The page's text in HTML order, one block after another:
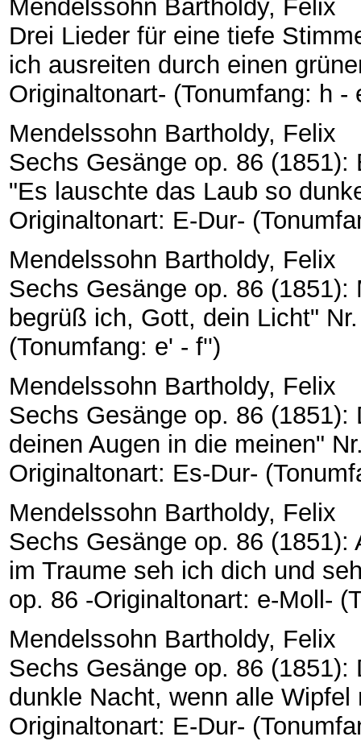
Mendelssohn Bartholdy, Felix
Drei Lieder für eine tiefe
ich ausreiten durch einen
Originaltonart- (Tonumfang: h -
Mendelssohn Bartholdy, Felix
Sechs Gesänge op. 86
"Es lauschte das Laub so
Originaltonart: E-Dur-
Mendelssohn Bartholdy, Felix
Sechs Gesänge op. 86
begrüß ich, Gott, dein Licht"
(Tonumfang: e' - f'')
Mendelssohn Bartholdy, Felix
Sechs Gesänge op. 86
deinen Augen in die meinen"
Originaltonart: Es-Dur-
Mendelssohn Bartholdy, Felix
Sechs Gesänge op. 86
im Traume seh ich dich und
op. 86 -Originaltonart: e-Moll-
Mendelssohn Bartholdy, Felix
Sechs Gesänge op. 86
dunkle Nacht, wenn alle
Originaltonart: E-Dur-